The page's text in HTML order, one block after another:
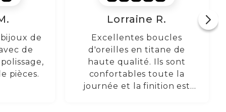
de
sont
la
Marguerite L.
Les pièces sont
effectivement en titane, je
les ai testées ici, et ce sont
de très belles pièces, bien
faites ! La livraison n'a pas